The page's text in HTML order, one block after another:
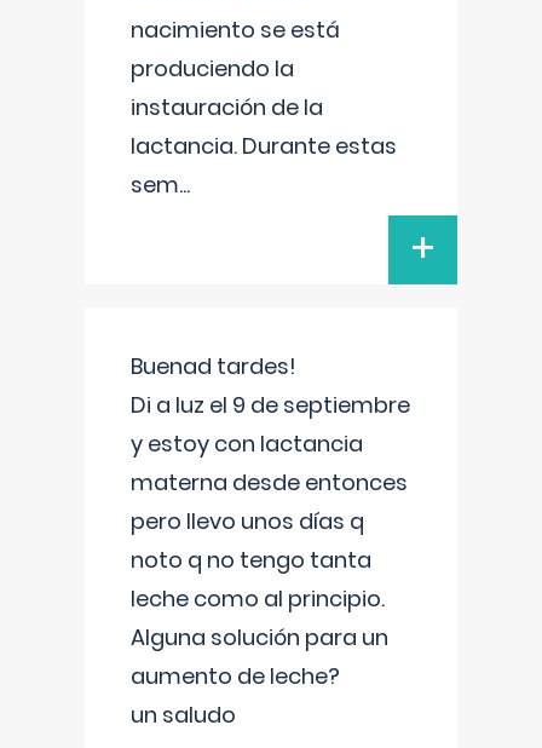
nacimiento se está
produciendo la
instauración de la
lactancia. Durante estas
sem...
+
Buenad tardes!
Di a luz el 9 de septiembre
y estoy con lactancia
materna desde entonces
pero llevo unos días q
noto q no tengo tanta
leche como al principio.
Alguna solución para un
aumento de leche?
un saludo